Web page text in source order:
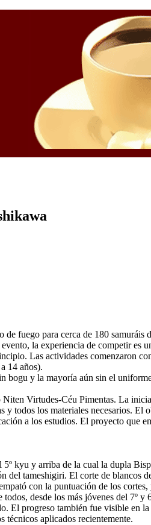
fuego para cerca de 180 samuráis
la experiencia de competir es
Las actividades comenzaron
14 años).
bogu y la mayoría aún sin el
Virtudes-Céu Pimentas. La
todos los materiales necesarios.
a los estudios. El proyecto que
kyu y arriba de la cual la dupla
tameshigiri. El corte de blancos
con la puntuación de los cortes,
desde los más jóvenes del 7º
El progreso también fue visible en
técnicos aplicados recientemente.